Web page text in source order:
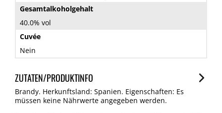
Gesamtalkoholgehalt
40.0% vol
Cuvée
Nein
ZUTATEN/PRODUKTINFO
Brandy. Herkunftsland: Spanien. Eigenschaften: Es
müssen keine Nährwerte angegeben werden.